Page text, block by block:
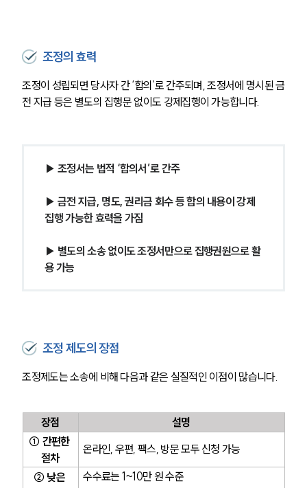
대륜의 강점
오시는 길
고객의 소리
통합검색
AI대륜
건설부 업무
전체
조정의 효력
조정이 성립되면 당사자 간 ‘합의’로 간주되며, 조정서에 명시된 금
전 지급 등은 별도의 집행문 없이도 강제집행이 가능합니다.
▶ 조정서는 법적 ‘합의서’로 간주
▶ 금전 지급, 명도, 권리금 회수 등 합의 내용이 강제
집행 가능한 효력을 가짐
▶ 별도의 소송 없이도 조정서만으로 집행권원으로 활
용 가능
조정 제도의 장점
조정제도는 소송에 비해 다음과 같은 실질적인 이점이 많습니다.
장점
설명
① 간편한
절차
온라인, 우편, 팩스, 방문 모두 신청 가능
② 낮은
수수료는 1~10만 원 수준